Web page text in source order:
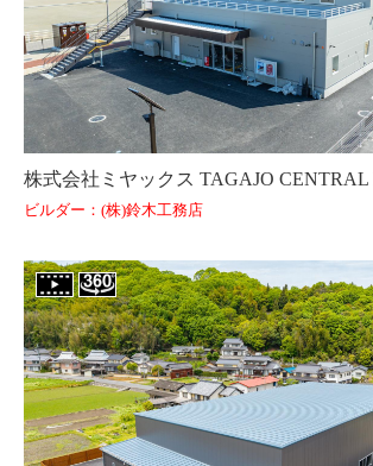
ビルダー：(株)鈴木工務店